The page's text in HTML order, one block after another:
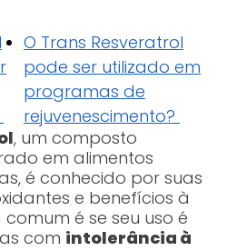
O Trans Resveratrol
pode ser utilizado em
programas de
rejuvenescimento?
, um composto
em alimentos
é conhecido por suas
e benefícios à
é se seu uso é
com intolerância à